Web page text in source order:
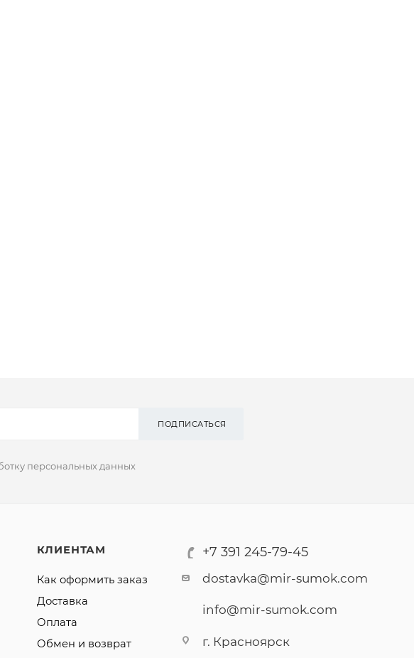
ПОДПИСАТЬСЯ
персональных данных
КЛИЕНТАМ
Как оформить заказ
Доставка
Оплата
Обмен и возврат
+7 391 245-79-45
dostavka@mir-sumok.com
info@mir-sumok.com
г. Красноярск